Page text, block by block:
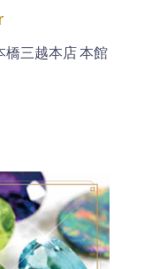
橋三越本店 本館